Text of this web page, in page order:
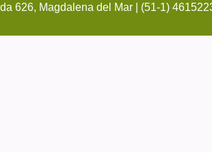
626, Magdalena del Mar | (51-1)